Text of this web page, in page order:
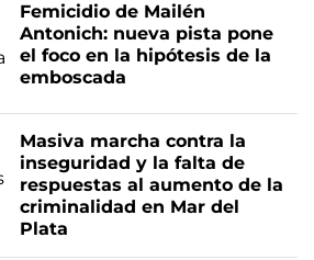
Femicidio de Mailén
Antonich: nueva pista pone
el foco en la hipótesis de la
emboscada
Masiva marcha contra la
inseguridad y la falta de
respuestas al aumento de la
criminalidad en Mar del
Plata